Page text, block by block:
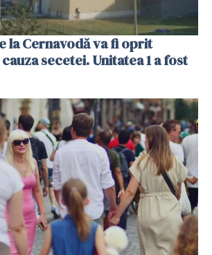
la Cernavodă va fi oprit
secetei. Unitatea 1 a fost